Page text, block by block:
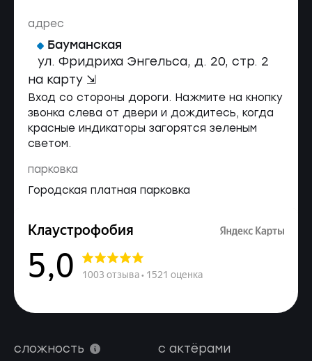
адрес
Бауманская
ул. Фридриха Энгельса, д. 20, стр. 2
на карту ⇲
Вход со стороны дороги. Нажмите на кнопку
звонка слева от двери и дождитесь, когда
красные индикаторы загорятся зеленым
светом.
парковка
Городская платная парковка
сложность
с актёрами